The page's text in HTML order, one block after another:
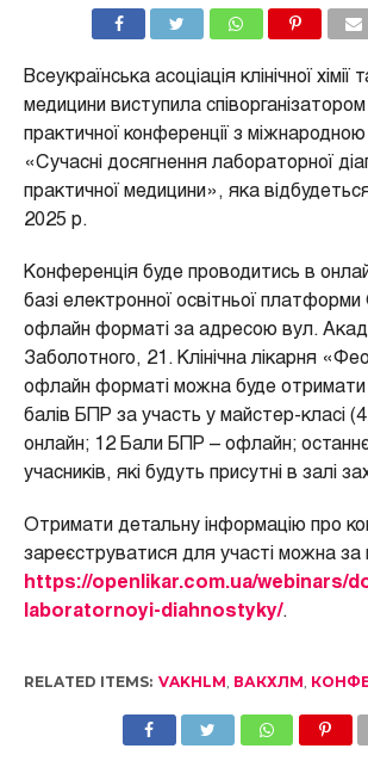
Всеукраїнська асоціація клінічної хімії
медицини виступила
практичної конференції з
«Сучасні досягнення лабораторної
практичної медицини», яка
2025 р.
Конференція буде проводитись в
базі електронної освітньої
офлайн форматі за адресою вул.
Заболотного, 21. Клінічна лікарня
офлайн форматі можна буде отримати
балів БПР за участь у майстер-класі
онлайн; 12 Бали БПР – офлайн;
учасників, які будуть присутні в залі
Отримати детальну інформацію про
зареєструватися для участі можна за
https://openlikar.com.ua/webinars/
laboratornoyi-diahnostyky/.
RELATED ITEMS: VAKHLM ВАКХЛМ